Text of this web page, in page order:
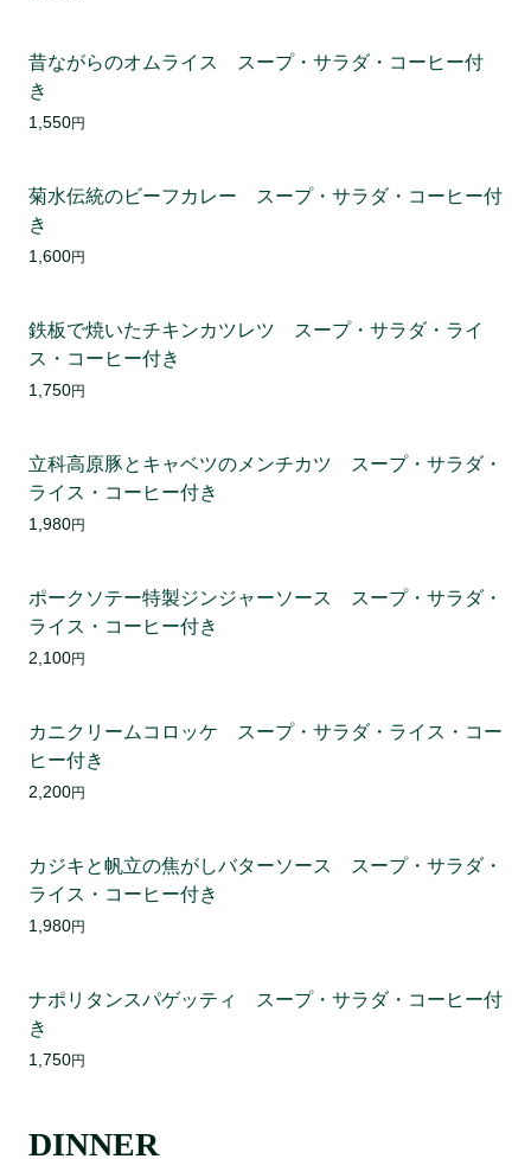
昔ながらのオムライス スープ・サラダ・コーヒー付
き
1,550円
菊水伝統のビーフカレー スープ・サラダ・コーヒー付
き
1,600円
鉄板で焼いたチキンカツレツ スープ・サラダ・ライ
ス・コーヒー付き
1,750円
立科高原豚とキャベツのメンチカツ スープ・サラダ・
ライス・コーヒー付き
1,980円
ポークソテー特製ジンジャーソース スープ・サラダ・
ライス・コーヒー付き
2,100円
カニクリームコロッケ スープ・サラダ・ライス・コー
ヒー付き
2,200円
カジキと帆立の焦がしバターソース スープ・サラダ・
ライス・コーヒー付き
1,980円
ナポリタンスパゲッティ スープ・サラダ・コーヒー付
き
1,750円
DINNER